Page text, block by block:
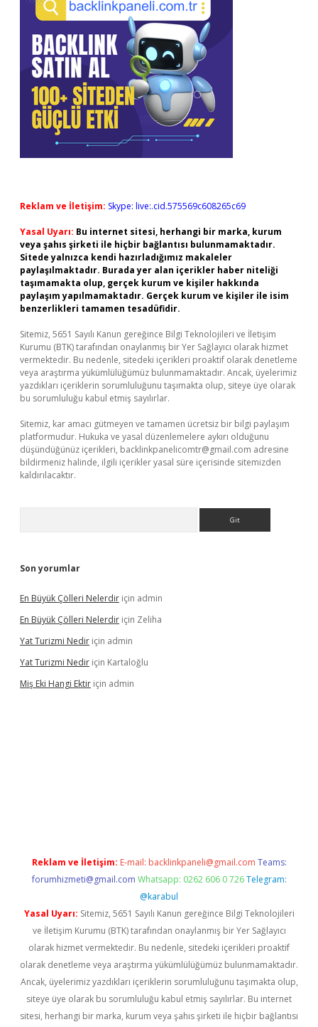
Reklam ve İletişim: Skype: live:.cid.575569c608265c69
Yasal Uyarı: Bu internet sitesi, herhangi bir marka, kurum
veya şahıs şirketi ile hiçbir bağlantısı bulunmamaktadır.
Sitede yalnızca kendi hazırladığımız makaleler
paylaşılmaktadır. Burada yer alan içerikler haber niteliği
taşımamakta olup, gerçek kurum ve kişiler hakkında
paylaşım yapılmamaktadır. Gerçek kurum ve kişiler ile isim
benzerlikleri tamamen tesadüfidir.
Sitemiz, 5651 Sayılı Kanun gereğince Bilgi Teknolojileri ve İletişim
Kurumu (BTK) tarafından onaylanmış bir Yer Sağlayıcı olarak hizmet
vermektedir. Bu nedenle, sitedeki içerikleri proaktif olarak denetleme
veya araştırma yükümlülüğümüz bulunmamaktadır. Ancak, üyelerimiz
yazdıkları içeriklerin sorumluluğunu taşımakta olup, siteye üye olarak
bu sorumluluğu kabul etmiş sayılırlar.
Sitemiz, kar amacı gütmeyen ve tamamen ücretsiz bir bilgi paylaşım
platformudur. Hukuka ve yasal düzenlemelere aykırı olduğunu
düşündüğünüz içerikleri, backlinkpanelicomtr@gmail.com adresine
bildirmeniz halinde, ilgili içerikler yasal süre içerisinde sitemizden
kaldırılacaktır.
Son yorumlar
En Büyük Çölleri Nelerdir için admin
En Büyük Çölleri Nelerdir için Zeliha
Yat Turizmi Nedir için admin
Yat Turizmi Nedir için Kartaloğlu
Miş Eki Hangi Ektir için admin
Reklam ve İletişim: E-mail: backlinkpaneli@gmail.com Teams:
forumhizmeti@gmail.com Whatsapp: 0262 606 0 726 Telegram:
@karabul
Yasal Uyarı: Sitemiz, 5651 Sayılı Kanun gereğince Bilgi Teknolojileri
ve İletişim Kurumu (BTK) tarafından onaylanmış bir Yer Sağlayıcı
olarak hizmet vermektedir. Bu nedenle, sitedeki içerikleri proaktif
olarak denetleme veya araştırma yükümlülüğümüz bulunmamaktadır.
Ancak, üyelerimiz yazdıkları içeriklerin sorumluluğunu taşımakta olup,
siteye üye olarak bu sorumluluğu kabul etmiş sayılırlar. Bu internet
sitesi, herhangi bir marka, kurum veya şahıs şirketi ile hiçbir bağlantısı